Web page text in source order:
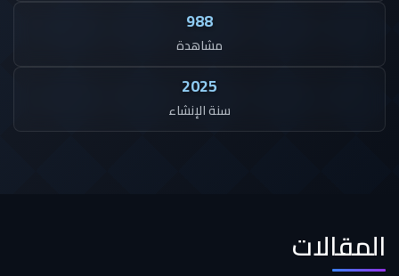
988
مشاهدة
2025
سنة الإنشاء
المقالات